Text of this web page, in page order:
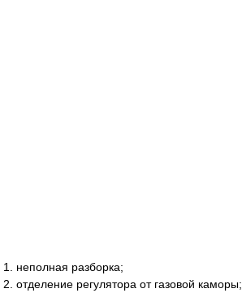
неполная разборка;
отделение регулятора от газовой каморы;